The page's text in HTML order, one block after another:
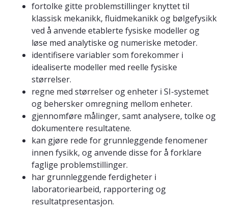
fortolke gitte problemstillinger knyttet til
klassisk mekanikk, fluidmekanikk og bølgefysikk
ved å anvende etablerte fysiske modeller og
løse med analytiske og numeriske metoder.
identifisere variabler som forekommer i
idealiserte modeller med reelle fysiske
størrelser.
regne med størrelser og enheter i SI-systemet
og behersker omregning mellom enheter.
gjennomføre målinger, samt analysere, tolke og
dokumentere resultatene.
kan gjøre rede for grunnleggende fenomener
innen fysikk, og anvende disse for å forklare
faglige problemstillinger.
har grunnleggende ferdigheter i
laboratoriearbeid, rapportering og
resultatpresentasjon.